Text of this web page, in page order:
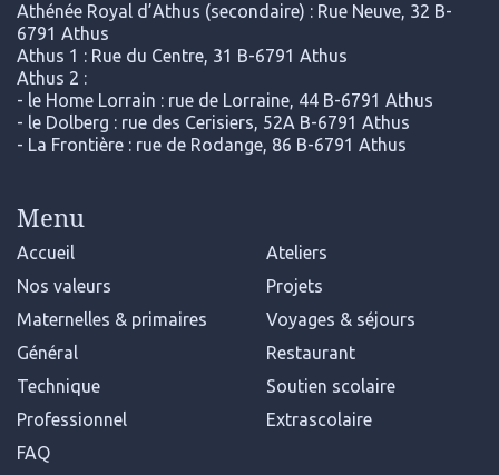
Athénée Royal d’Athus (secondaire) : Rue Neuve, 32 B-
6791 Athus
Athus 1 : Rue du Centre, 31 B-6791 Athus
Athus 2 :
- le Home Lorrain : rue de Lorraine, 44 B-6791 Athus
- le Dolberg : rue des Cerisiers, 52A B-6791 Athus
- La Frontière : rue de Rodange, 86 B-6791 Athus
Menu
Accueil
Nos valeurs
Maternelles & primaires
Général
Technique
Professionnel
FAQ
Ateliers
Projets
Voyages & séjours
Restaurant
Soutien scolaire
Extrascolaire